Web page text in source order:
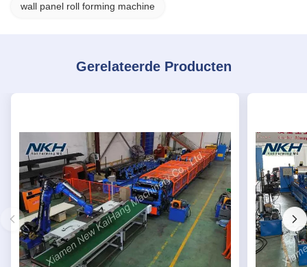
wall panel roll forming machine
Gerelateerde Producten